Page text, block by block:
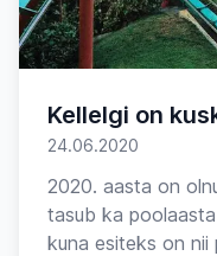
Kellelgi on
24.06.2020
2020. aasta on
tasub ka
kuna esiteks on nii